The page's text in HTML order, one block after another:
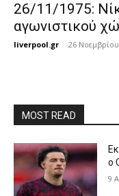
26/11/1975:
αγωνιστικού
liverpool.gr - 26
MOST READ
ο
9